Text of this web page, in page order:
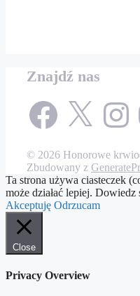
Znajdź nas
FacebookX
© 2026 Honorowe
Zbudowany z
Ta strona używa ciasteczek
może działać lepiej. Dowiedz
Akceptuję Odrzucam
Close
Privacy Overview